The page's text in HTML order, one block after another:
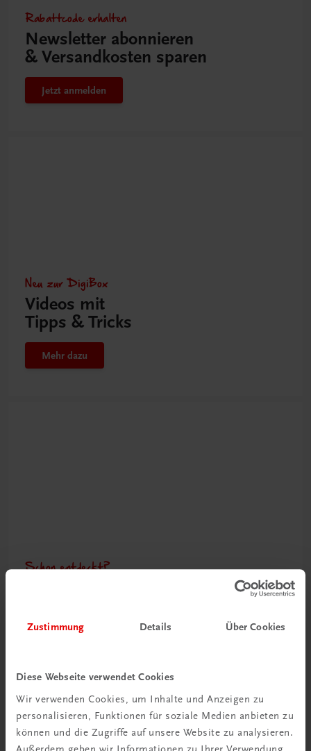
Zustimmung Details Über Cookies
Diese Webseite verwendet Cookies
Wir verwenden Cookies, um Inhalte und Anzeigen zu
personalisieren, Funktionen für soziale Medien anbieten zu
können und die Zugriffe auf unsere Website zu analysieren.
Rabattcode erhalten
Newsletter abonnieren
& Versandkosten sparen
Jetzt anmelden
Neu zur DigiBox
Videos mit
Tipps & Tricks
Mehr dazu
Schon entdeckt?
Mehr dazu